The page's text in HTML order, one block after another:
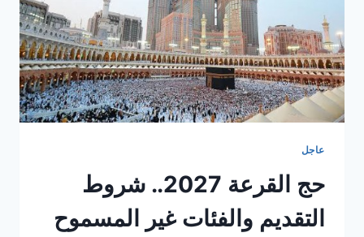
عاجل
حج القرعة 2027.. شروط
التقديم والفئات غير المسموح